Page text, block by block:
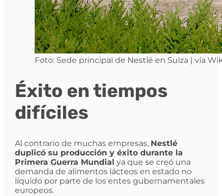
Foto: Sede principal de Nestlé en Suiza | vía
Éxito en tiempos
difíciles
Al contrario de muchas empresas, Nestlé
duplicó su producción y éxito durante la
Primera Guerra Mundial ya que se creó una
demanda de alimentos lácteos en estado no
líquido por parte de los entes gubernamentales
europeos.